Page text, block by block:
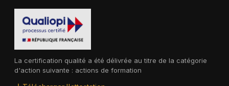
La certification qualité a été délivrée au titre de la catégorie
d'action suivante : actions de formation